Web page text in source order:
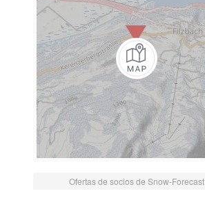
Ofertas de socios de Snow-Forecast